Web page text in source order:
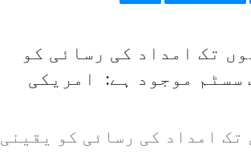
تک امداد کی رسائی کو
سسٹم موجود ہے: امریکی
تک امداد کی رسائی کو یقینی